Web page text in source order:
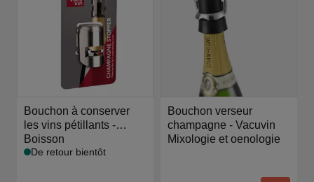
Bouchon à conserver
les vins pétillants -
Vacuvin
Boisson
De retour bientôt
Bouchon verseur
champagne - Vacuvin
Mixologie et oenologie